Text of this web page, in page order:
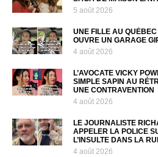
5 août 2026
UNE FILLE AU QUÉBEC
OUVRE UN GARAGE
4 août 2026
L’AVOCATE VICKY
SIMPLE SAPIN AU
UNE CONTRAVENTION
4 août 2026
LE JOURNALISTE
APPELER LA POLICE
L’INSULTE DANS LA
4 août 2026